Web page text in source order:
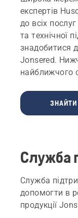
експертів
до всіх
та технічної
знадобитися
Jonsered.
найближчого
Служба
Служба
допомогти в
продукції